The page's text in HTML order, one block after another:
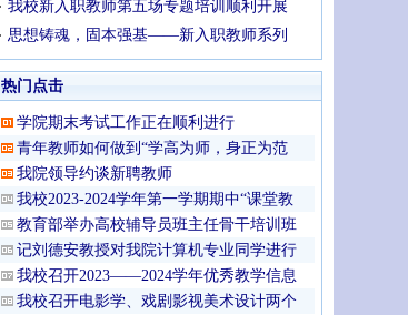
我校新入职教师第五场专题培训顺利开展
思想铸魂，固本强基——新入职教师系列
热门点击
学院期末考试工作正在顺利进行
青年教师如何做到“学高为师，身正为范
我院领导约谈新聘教师
我校2023-2024学年第一学期期中“课堂教
教育部举办高校辅导员班主任骨干培训班
记刘德安教授对我院计算机专业同学进行
我校召开2023——2024学年优秀教学信息
我校召开电影学、戏剧影视美术设计两个